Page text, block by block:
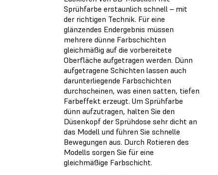
Sprühfarbe erstaunlich schnell – mit
der richtigen Technik. Für eine
glänzendes Endergebnis müssen
mehrere dünne Farbschichten
gleichmäßig auf die vorbereitete
Oberfläche aufgetragen werden. Dünn
aufgetragene Schichten lassen auch
darunterliegende Farbschichten
durchscheinen, was einen satten, tiefen
Farbeffekt erzeugt. Um Sprühfarbe
dünn aufzutragen, halten Sie den
Düsenkopf der Sprühdose sehr dicht an
das Modell und führen Sie schnelle
Bewegungen aus. Durch Rotieren des
Modells sorgen Sie für eine
gleichmäßige Farbschicht.